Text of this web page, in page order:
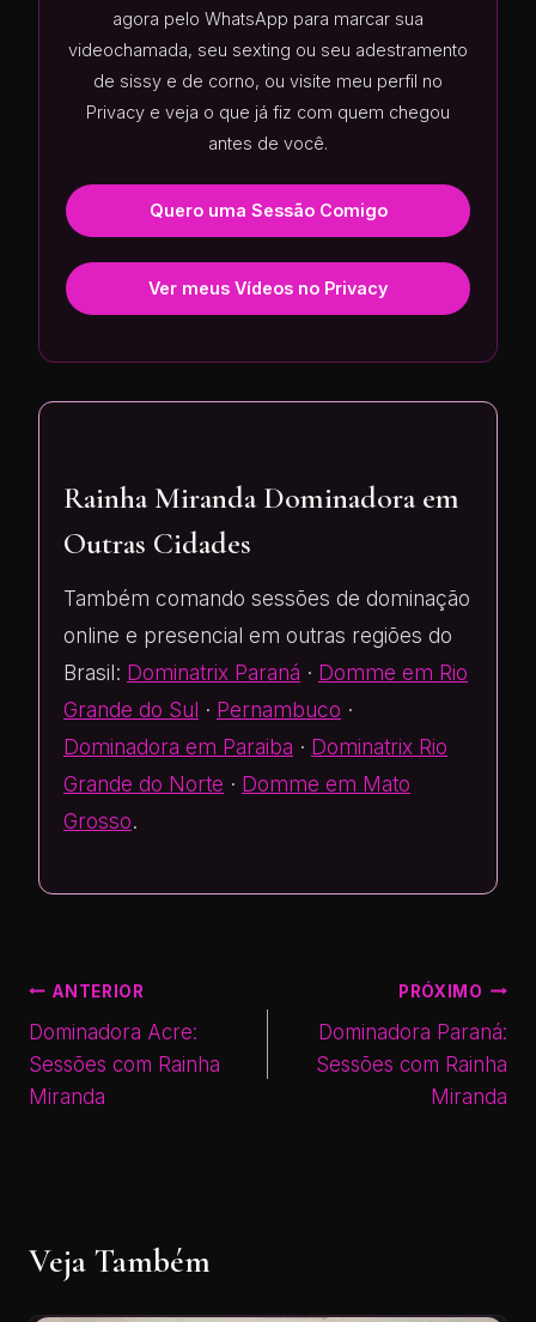
agora pelo WhatsApp para marcar sua
videochamada, seu sexting ou seu adestramento
de sissy e de corno, ou visite meu perfil no
Privacy e veja o que já fiz com quem chegou
antes de você.
Quero uma Sessão Comigo
Ver meus Vídeos no Privacy
Rainha Miranda Dominadora em
Outras Cidades
Também comando sessões de dominação
online e presencial em outras regiões do
Brasil: Dominatrix Paraná · Domme em Rio
Grande do Sul · Pernambuco ·
Dominadora em Paraiba · Dominatrix Rio
Grande do Norte · Domme em Mato
Grosso.
ANTERIOR
Dominadora Acre:
Sessões com Rainha
Miranda
PRÓXIMO
Dominadora Paraná:
Sessões com Rainha
Miranda
Veja Também